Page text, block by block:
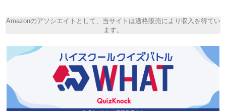
Amazonのアソシエイトとして、当サイトは適格販売により収入を得てい
ます。